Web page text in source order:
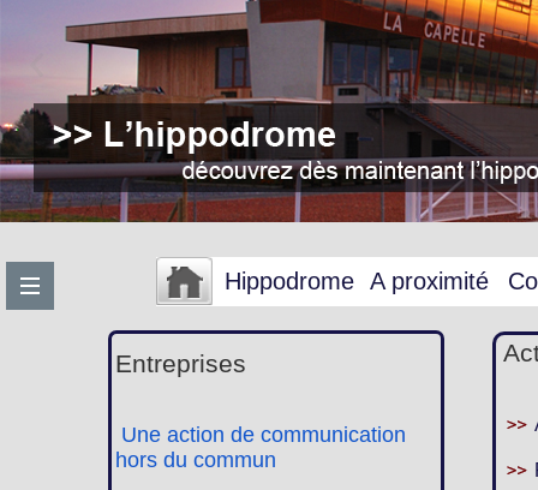
Hippodrome A proximité
Entreprises
Une action de communication
hors du commun